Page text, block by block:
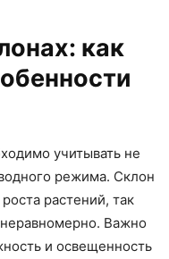
как
учитывать не
режима. Склон
растений, так
Важно
и освещенность